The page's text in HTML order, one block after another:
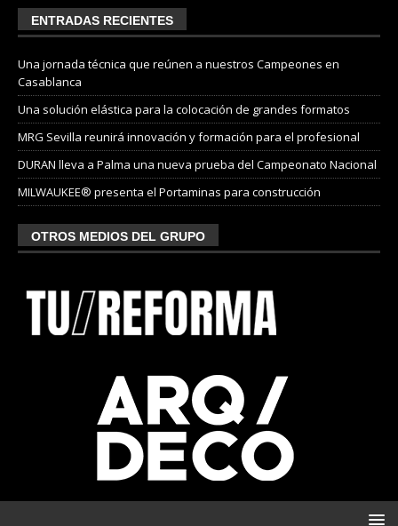
ENTRADAS RECIENTES
Una jornada técnica que reúnen a nuestros Campeones en
Casablanca
Una solución elástica para la colocación de grandes formatos
MRG Sevilla reunirá innovación y formación para el profesional
DURAN lleva a Palma una nueva prueba del Campeonato Nacional
MILWAUKEE® presenta el Portaminas para construcción
OTROS MEDIOS DEL GRUPO